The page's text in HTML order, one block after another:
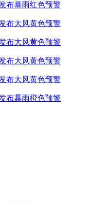
布暴雨红色预警
布大风黄色预警
布大风黄色预警
布大风黄色预警
布大风黄色预警
布暴雨橙色预警